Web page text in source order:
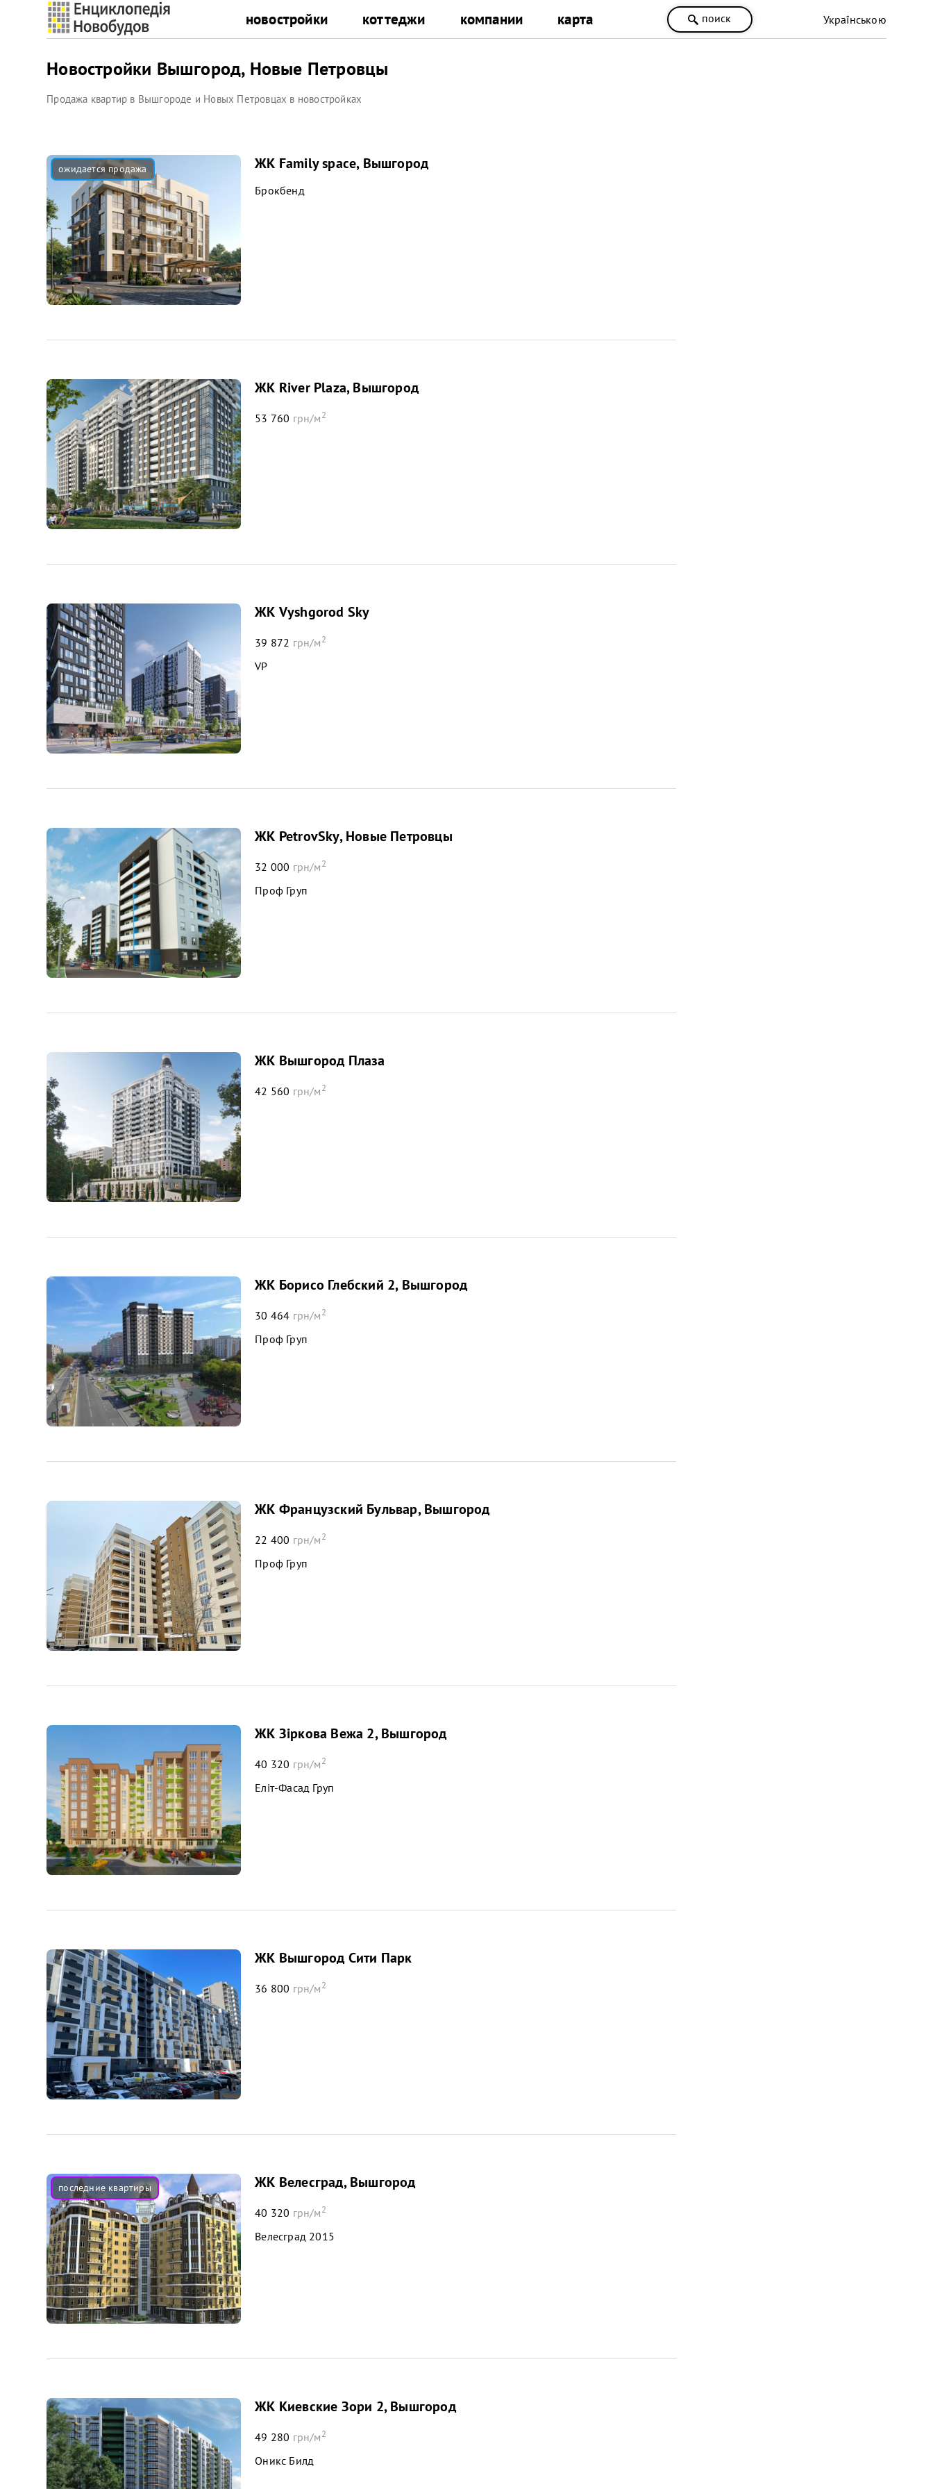
новостройки коттеджи компании карта поиск Українською
Новостройки Вышгород, Новые Петровцы
Продажа квартир в Вышгороде и Новых Петровцах в новостройках
ЖК Family space, Вышгород
Брокбенд
ЖК River Plaza, Вышгород
53 760 грн/м2
ЖК Vyshgorod Sky
39 872 грн/м2
VP
ЖК PetrovSky, Новые Петровцы
32 000 грн/м2
Проф Груп
ЖК Вышгород Плаза
42 560 грн/м2
ЖК Борисо Глебский 2, Вышгород
30 464 грн/м2
Проф Груп
ЖК Французский Бульвар, Вышгород
22 400 грн/м2
Проф Груп
ЖК Зіркова Вежа 2, Вышгород
40 320 грн/м2
Еліт-Фасад Груп
ЖК Вышгород Сити Парк
36 800 грн/м2
ЖК Велесград, Вышгород
40 320 грн/м2
Велесград 2015
ЖК Киевские Зори 2, Вышгород
49 280 грн/м2
Оникс Билд